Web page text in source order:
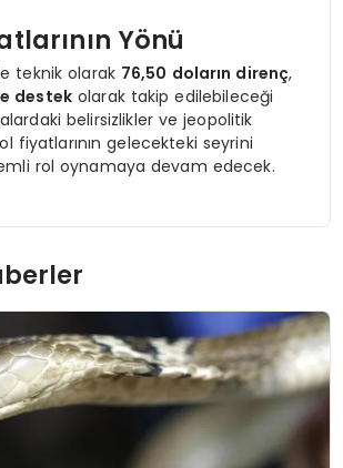
Yönü
teknik olarak 76,50 doların direnç,
destek olarak takip edilebileceği
belirsizlikler ve jeopolitik
fiyatlarının gelecekteki seyrini
rol oynamaya devam edecek.